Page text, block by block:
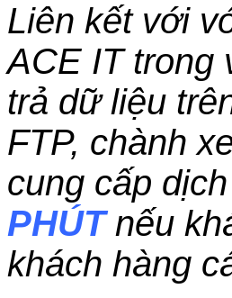
Liên kết với
ACE IT trong
trả dữ liệu
FTP, chành
cung cấp
PHÚTnếu
khách hàng